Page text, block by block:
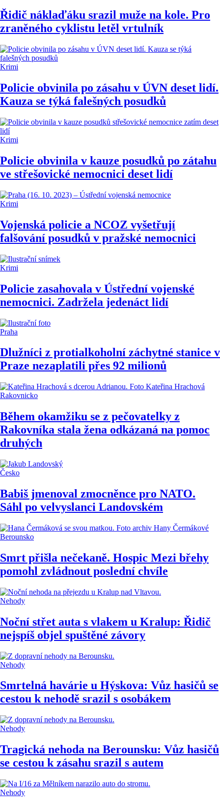
Řidič náklaďáku srazil muže na kole. Pro
zraněného cyklistu letěl vrtulník
Krimi
Policie obvinila po zásahu v ÚVN deset lidí.
Kauza se týká falešných posudků
Krimi
Policie obvinila v kauze posudků po zátahu
ve střešovické nemocnici deset lidí
Krimi
Vojenská policie a NCOZ vyšetřují
falšování posudků v pražské nemocnici
Krimi
Policie zasahovala v Ústřední vojenské
nemocnici. Zadržela jedenáct lidí
Praha
Dlužníci z protialkoholní záchytné stanice v
Praze nezaplatili přes 92 milionů
Rakovnicko
Během okamžiku se z pečovatelky z
Rakovníka stala žena odkázaná na pomoc
druhých
Česko
Babiš jmenoval zmocněnce pro NATO.
Sáhl po velvyslanci Landovském
Berounsko
Smrt přišla nečekaně. Hospic Mezi břehy
pomohl zvládnout poslední chvíle
Nehody
Noční střet auta s vlakem u Kralup: Řidič
nejspíš objel spuštěné závory
Nehody
Smrtelná havárie u Hýskova: Vůz hasičů se
cestou k nehodě srazil s osobákem
Nehody
Tragická nehoda na Berounsku: Vůz hasičů
se cestou k zásahu srazil s autem
Nehody